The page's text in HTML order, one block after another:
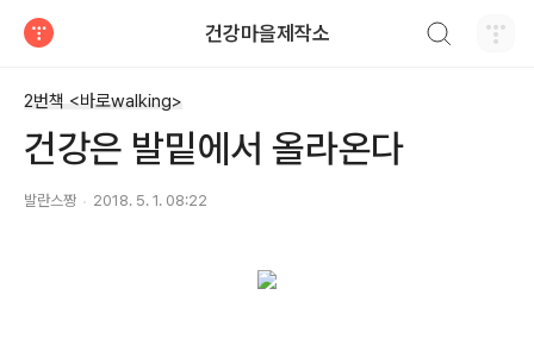
건강마을제작소
2번책 <바로walking>
건강은 발밑에서 올라온다
발란스짱 2018. 5. 1. 08:22